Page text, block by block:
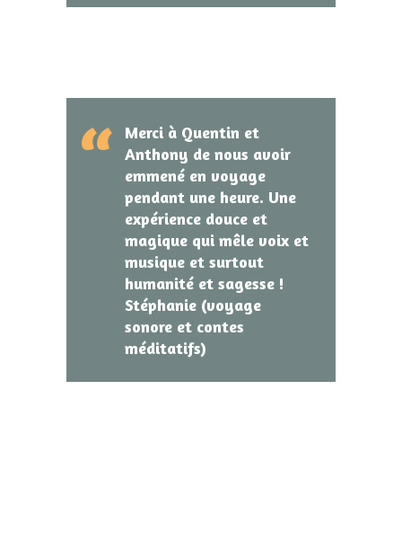
Merci à Quentin et
Anthony de nous avoir
emmené en voyage
pendant une heure. Une
expérience douce et
magique qui mêle voix et
musique et surtout
humanité et sagesse !
Stéphanie (voyage
sonore et contes
méditatifs)